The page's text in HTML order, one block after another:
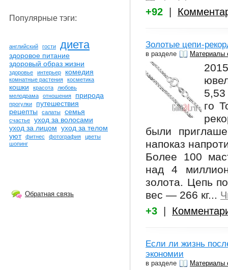
+92
Золотые цепи-
в разделе Материалы
го
были
напоказ
Более 100
над 4
золота. Цепь
вес — 266 кг...
+3
Если ли жизнь
экономии
в разделе Материалы
Популярные тэги:
английский гости диета
здоровое питание
здоровый образ жизни
здоровье интерьер комедия
комнатные растения косметика
кошки красота
любовь
мелодрама
отношения природа
прогулки
путешествия
рецепты
салаты семья
счастье
уход за волосами
уход за лицом уход за телом
уют
фитнес фотография
цветы
шопинг
Обратная связь